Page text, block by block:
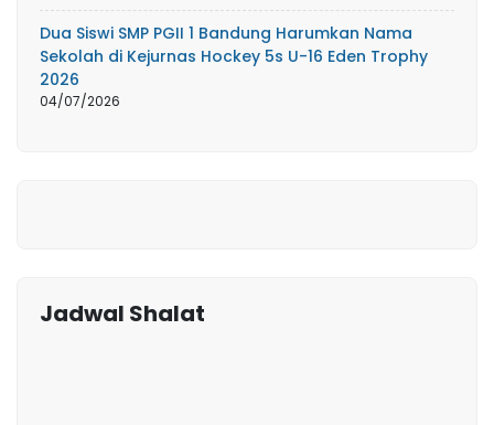
Dua Siswi SMP PGII 1 Bandung Harumkan Nama
Sekolah di Kejurnas Hockey 5s U-16 Eden Trophy
2026
04/07/2026
Jadwal Shalat